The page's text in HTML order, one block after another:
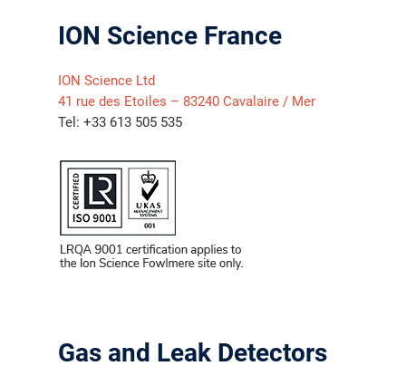
ION Science France
ION Science Ltd
41 rue des Etoiles – 83240 Cavalaire / Mer
Tel: +33 613 505 535
Gas and Leak Detectors